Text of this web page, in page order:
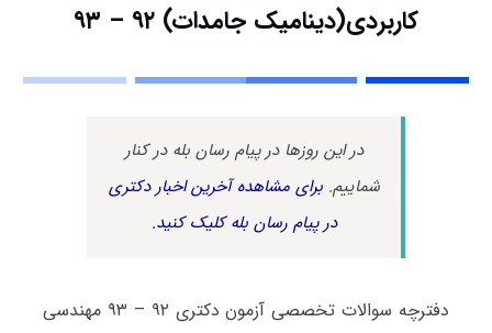
کاربردی(دینامیک جامدات) ۹۲ – ۹۳
در این روزها در پیام رسان بله در کنار
شماییم.برای مشاهده آخرین اخبار دکتری
در پیام رسان بله کلیک کنید.
دفترچه سوالات تخصصی آزمون دکتری ۹۲ – ۹۳ مهندسی